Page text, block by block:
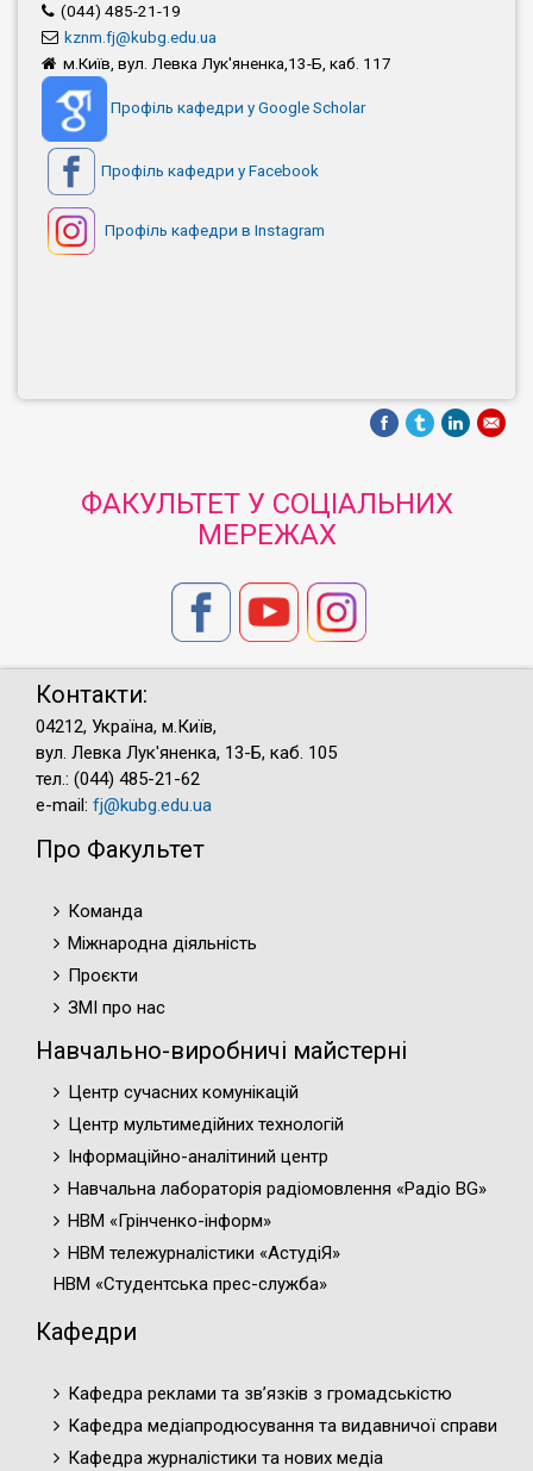
(044) 485-21-19
kznm.fj@kubg.edu.ua
м.Київ, вул. Левка Лук'яненка,13-Б, каб. 117
Профіль кафедри у Google Scholar
Профіль кафедри у Facebook
Профіль кафедри в Instagram
ФАКУЛЬТЕТ У СОЦІАЛЬНИХ
МЕРЕЖАХ
Контакти:
04212, Україна, м.Київ,
вул. Левка Лук'яненка, 13-Б, каб. 105
тел.: (044) 485-21-62
e-mail: fj@kubg.edu.ua
Про Факультет
Команда
Міжнародна діяльність
Проєкти
ЗМІ про нас
Навчально-виробничі майстерні
Центр сучасних комунікацій
Центр мультимедійних технологій
Інформаційно-аналітиний центр
Навчальна лабораторія радіомовлення «Радіо BG»
НВМ «Грінченко-інформ»
НВМ тележурналістики «АстудіЯ»
НВМ «Студентська прес-служба»
Кафедри
Кафедра реклами та зв’язків з громадськістю
Кафедра медіапродюсування та видавничої справи
Кафедра журналістики та нових медіа